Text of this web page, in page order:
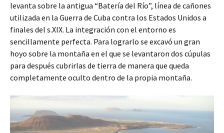
levanta sobre la antigua “Batería del Río”, línea de cañones
utilizada en la Guerra de Cuba contra los Estados Unidos a
finales del s.XIX. La integración con el entorno es
sencillamente perfecta. Para lograrlo se excavó un gran
hoyo sobre la montaña en el que se levantaron dos cúpulas
para después cubrirlas de tierra de manera que queda
completamente oculto dentro de la propia montaña.